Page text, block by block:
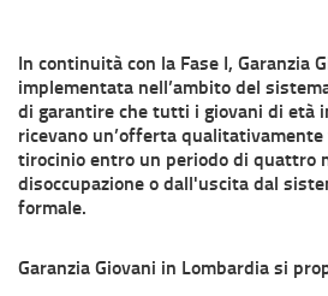
In continuità con la Fase I, Garanzia
implementata nell’ambito del
di garantire che tutti i giovani di età
ricevano un’offerta
tirocinio entro un periodo di quattro
disoccupazione o dall'uscita dal
formale.
Garanzia Giovani in Lombardia si